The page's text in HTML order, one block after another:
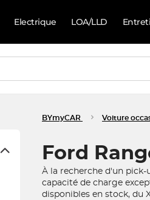
Electrique LOA/LLD
BYmyCAR Voiture
Ford
À la recherche d'un
capacité de charge
disponibles en stock, du